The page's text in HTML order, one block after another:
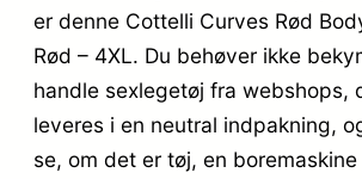
er denne Cottelli Curves Rød
Rød – 4XL. Du behøver ikke
handle sexlegetøj fra webshops,
leveres i en neutral indpakning,
se, om det er tøj, en